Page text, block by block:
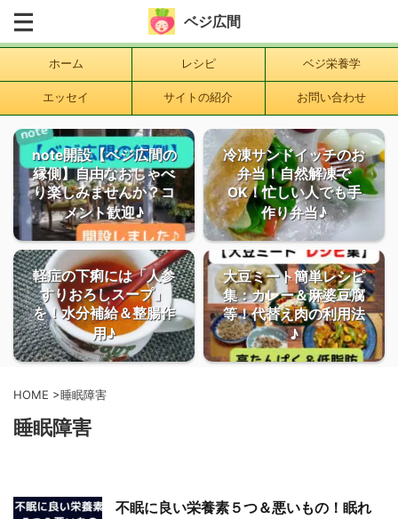
ベジ広間
ホーム レシピ ベジ栄養学
エッセイ サイトの紹介 お問い合わせ
note開設【ベジ広間の
縁側】自由なおしゃべ
り楽しみませんか？コ
メント歓迎♪
冷凍サンドイッチのお
弁当！自然解凍で
OK！忙しい人でも手
作り弁当♪
軽症の下痢には「人参
すりおろしスープ」
を！水分補給＆整腸作
用♪
大豆ミート簡単レシピ
集：カレー＆麻婆豆腐
等！代替え肉の利用法
♪
HOME >睡眠障害
睡眠障害
不眠に良い栄養素５つ＆悪いもの！眠れ